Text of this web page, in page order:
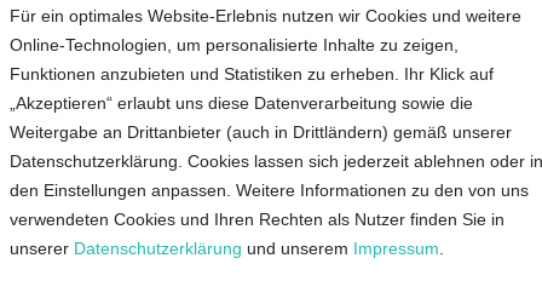
Für ein optimales Website-Erlebnis nutzen wir Cookies und weitere
Online-Technologien, um personalisierte Inhalte zu zeigen,
Funktionen anzubieten und Statistiken zu erheben. Ihr Klick auf
„Akzeptieren“ erlaubt uns diese Datenverarbeitung sowie die
Weitergabe an Drittanbieter (auch in Drittländern) gemäß unserer
Datenschutzerklärung. Cookies lassen sich jederzeit ablehnen oder in
den Einstellungen anpassen. Weitere Informationen zu den von uns
verwendeten Cookies und Ihren Rechten als Nutzer finden Sie in
unserer Daten­schutz­erklärung und unserem Impressum
Service
Unternehmen
Kontakt